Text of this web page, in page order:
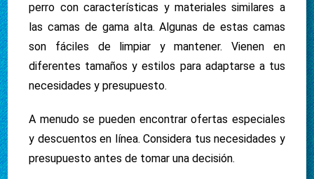
perro con características y materiales similares a
las camas de gama alta. Algunas de estas camas
son fáciles de limpiar y mantener. Vienen en
diferentes tamaños y estilos para adaptarse a tus
necesidades y presupuesto.
A menudo se pueden encontrar ofertas especiales
y descuentos en línea. Considera tus necesidades y
presupuesto antes de tomar una decisión.